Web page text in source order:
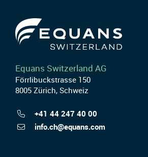
Equans Switzerland AG
Förrlibuckstrasse 150
8005 Zürich, Schweiz
+41 44 247 40 00
info.ch@equans.com